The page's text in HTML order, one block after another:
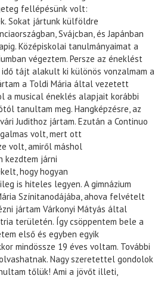
fellépésünk volt:
Sokat jártunk külföldre
Svájcban, és Japánban
Középiskolai tanulmányaimat a
végeztem. Persze az éneklést
tájt alakult ki különös vonzalmam a
a Toldi Mária által vezetett
a musical éneklés alapjait korábbi
tanultam meg. Hangképzésre, az
Judithoz jártam. Ezután a Continuo
volt, mert ott
volt, amiről máshol
kezdtem járni
hogy hogyan
is hiteles legyen. A gimnázium
Színitanodájába, ahova felvételt
jártam Várkonyi Mátyás által
területén. Így csöppentem bele a
első és egyben egyik
mindössze 19 éves voltam. További
Nagy szeretettel gondolok
tőlük! Ami a jövőt illeti,